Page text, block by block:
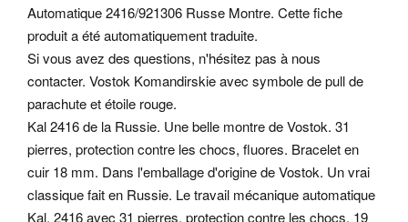
Automatique 2416/921306 Russe Montre. Cette fiche
produit a été automatiquement traduite.
Si vous avez des questions, n'hésitez pas à nous
contacter. Vostok Komandirskie avec symbole de pull de
parachute et étoile rouge.
Kal 2416 de la Russie. Une belle montre de Vostok. 31
pierres, protection contre les chocs, fluores. Bracelet en
cuir 18 mm. Dans l'emballage d'origine de Vostok. Un vrai
classique fait en Russie. Le travail mécanique automatique
Kal. 2416 avec 31 pierres, protection contre les chocs, 19